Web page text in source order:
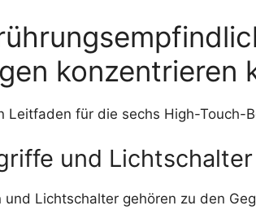
konzentrieren
Leitfaden für die sechs High-Touch-
und Lichtschalter
und Lichtschalter gehören zu den